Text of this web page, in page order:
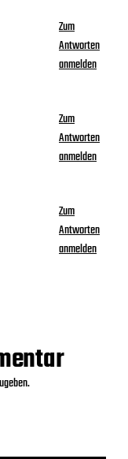
Zum
Antworten
anmelden
Zum
Antworten
anmelden
Zum
Antworten
anmelden